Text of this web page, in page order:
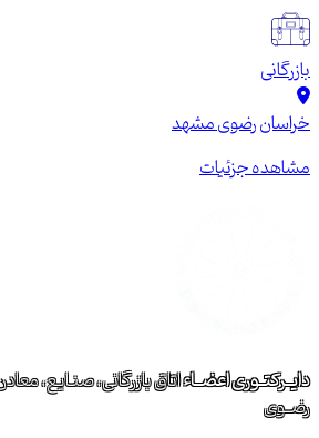
بازرگانی
خراسان رضویمشهد
مشاهده جزئیات
دایــرکتــوری اعضــاءاتاق بازرگانی، صنـایع،
رضــوی